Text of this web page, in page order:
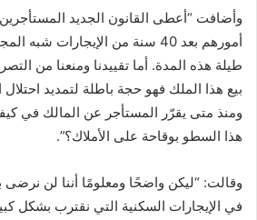
أمورهم بعد 40 سنة من الإيجارات
طيلة هذه المدة. أما تقييدنا ومنعنا من
بيع هذا الملك فهو حجة باطلة لتمديد
ومنذ متى يقرّر المستأجر عن المالك في
هذا السطو بوقاحة على الأملاك؟”.
وقالت: “ليكن واضحًا ومعلومًا أننا لن نرضى
في الإيجارات السكنية التي نقترب بشكل